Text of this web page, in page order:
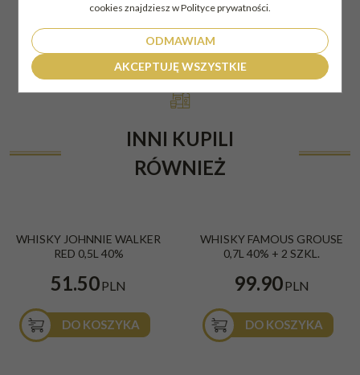
INNI KUPILI
RÓWNIEŻ
WHISKY JOHNNIE WALKER
RED 0,5L 40%
51.50PLN
DO KOSZYKA
WHISKY FAMOUS GROUSE
0,7L 40% + 2 SZKL.
99.90PLN
DO KOSZYKA
cookies znajdziesz w Polityce prywatności.
ODMAWIAM
AKCEPTUJĘ WSZYSTKIE